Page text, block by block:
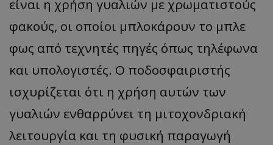
είναι η χρήση γυαλιών με χρωματιστούς
φακούς, οι οποίοι μπλοκάρουν το μπλε
φως από τεχνητές πηγές όπως τηλέφωνα
και υπολογιστές. Ο ποδοσφαιριστής
ισχυρίζεται ότι η χρήση αυτών των
γυαλιών ενθαρρύνει τη μιτοχονδριακή
λειτουργία και τη φυσική παραγωγή